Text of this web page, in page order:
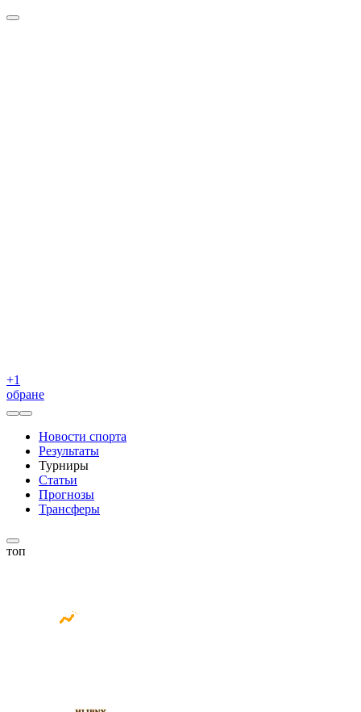
+1
обране
Новости спорта
Результаты
Турниры
Статьи
Прогнозы
Трансферы
топ